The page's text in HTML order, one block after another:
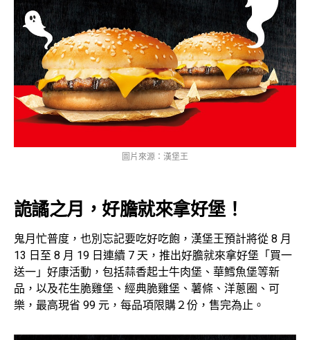
圖片來源：漢堡王
詭譎之月，好膽就來拿好堡！
鬼月忙普度，也別忘記要吃好吃飽，漢堡王預計將從 8 月
13 日至 8 月 19 日連續 7 天，推出好膽就來拿好堡「買一
送一」好康活動，包括蒜香起士牛肉堡、華鱈魚堡等新
品，以及花生脆雞堡、經典脆雞堡、薯條、洋蔥圈、可
樂，最高現省 99 元，每品項限購２份，售完為止。